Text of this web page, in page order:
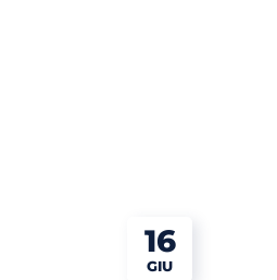
16
GIU